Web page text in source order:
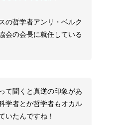
の哲学者アンリ・ベルク
会の会長に就任している
て聞くと真逆の印象があ
学者とか哲学者もオカル
いたんですね！